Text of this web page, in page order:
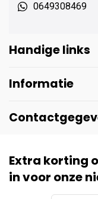
0649308469
Handige links
Informatie
Extra korting
in voor onze